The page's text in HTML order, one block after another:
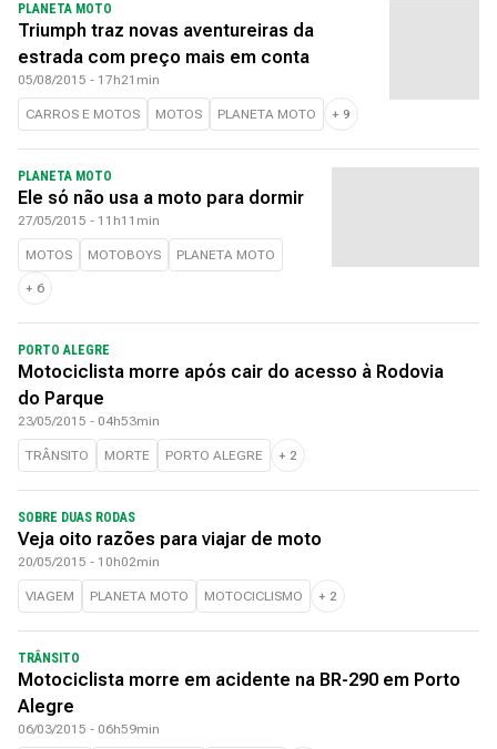
PLANETA MOTO
Triumph traz novas aventureiras da
estrada com preço mais em conta
05/08/2015 - 17h21min
CARROS E MOTOS MOTOS PLANETA MOTO + 9
PLANETA MOTO
Ele só não usa a moto para dormir
27/05/2015 - 11h11min
MOTOS MOTOBOYS PLANETA MOTO
+ 6
PORTO ALEGRE
Motociclista morre após cair do acesso à Rodovia
do Parque
23/05/2015 - 04h53min
TRÂNSITO MORTE PORTO ALEGRE + 2
SOBRE DUAS RODAS
Veja oito razões para viajar de moto
20/05/2015 - 10h02min
VIAGEM PLANETA MOTO MOTOCICLISMO + 2
TRÂNSITO
Motociclista morre em acidente na BR-290 em Porto
Alegre
06/03/2015 - 06h59min